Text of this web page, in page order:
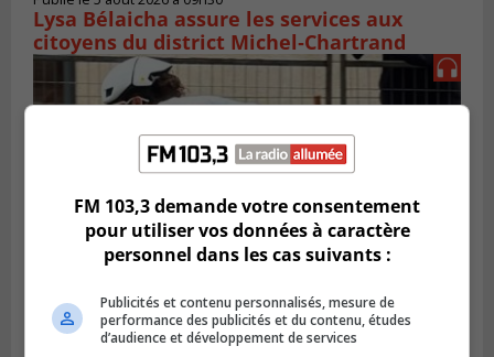
Lysa Bélaicha assure les services aux
citoyens du district Michel‑Chartrand
SAINT-LAMBERT
FM 103,3 demande votre consentement
pour utiliser vos données à caractère
personnel dans les cas suivants :
Publicités et contenu personnalisés, mesure de
performance des publicités et du contenu, études
d’audience et développement de services